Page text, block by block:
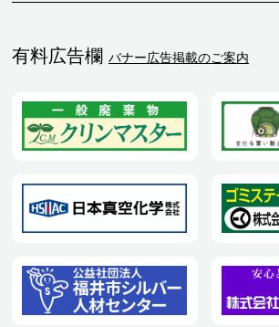
有料広告欄 バナー広告掲載のご案内